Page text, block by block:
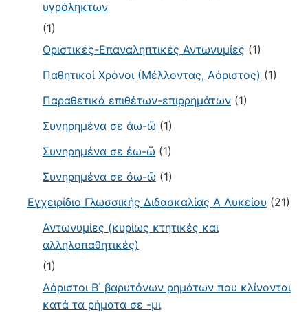
υγρόληκτων
(1)
Οριστικές-Επαναληπτικές Αντωνυμίες (1)
Παθητικοί Χρόνοι (Μέλλοντας, Αόριστος) (1)
Παραθετικά επιθέτων-επιρρημάτων(1)
Συνηρημένα σε άω-ῶ (1)
Συνηρημένα σε έω-ῶ (1)
Συνηρημένα σε όω-ῶ (1)
Εγχειρίδιο Γλωσσικής Διδασκαλίας Α Λυκείου (21)
Αντωνυμίες (κυρίως κτητικές και
αλληλοπαθητικές)
(1)
Αόριστοι Β΄ βαρυτόνων ρημάτων που κλίνονται
κατά τα ρήματα σε -μι